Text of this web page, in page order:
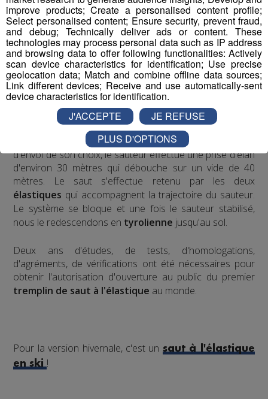
Écoutez l'interview de son créateur ⬇
mp3
Vous l'avez compris, leBun J Ridecombine les
techniques dusaut de tremplin, du
tyrolienne. Le sauteur est équipé à la taille d'un
harnais relié, de chaque côté, à deuxélastiques
. Placé en haut dutremplin
sur l'accessoire
d'envol de son choix, le sauteur effectue une prise d'élan
d'environ 30 mètres qui débouche sur un vide de 40
mètres. Le saut s'effectue retenu par les deux
élastiques qui accompagnent la trajectoire du sauteur.
Le système se bloque et une fois le sauteur stabilisé,
nous le redescendons en tyrolienne jusqu'au sol.
​Deux ans d'études, de tests, d'homologations,
d'agréments, de vérifications ont été nécessaires pour
obtenir l'autorisation d'ouverture au public du premier
tremplin de saut à l'élastique au monde.
Pour la version hivernale, c'est un saut à l'élastique
en ski!
improve products; Create a personalised content profile;
Select personalised content; Ensure security, prevent fraud,
and debug; Technically deliver ads or content. These
technologies may process personal data such as IP address
and browsing data to offer following functionalities: Actively
scan device characteristics for identification; Use precise
geolocation data; Match and combine offline data sources;
Link different devices; Receive and use automatically-sent
device characteristics for identification.
J'ACCEPTE
JE REFUSE
PLUS D'OPTIONS